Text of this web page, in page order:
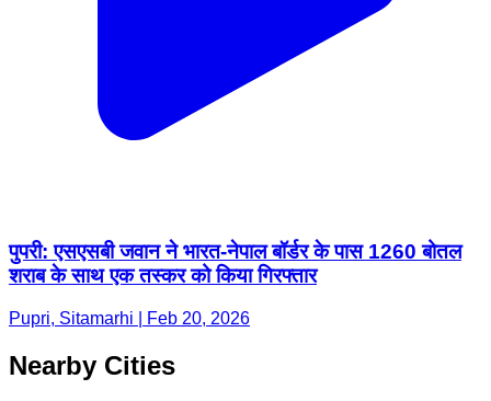
पुपरी: एसएसबी जवान ने भारत-नेपाल बॉर्डर के पास 1260 बोतल
शराब के साथ एक तस्कर को किया गिरफ्तार
Pupri, Sitamarhi | Feb 20, 2026
Nearby Cities